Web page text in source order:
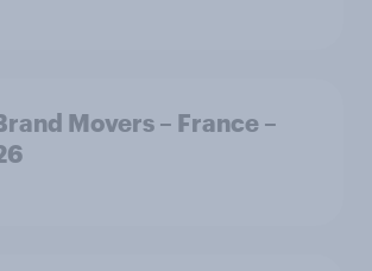
Movers – France –